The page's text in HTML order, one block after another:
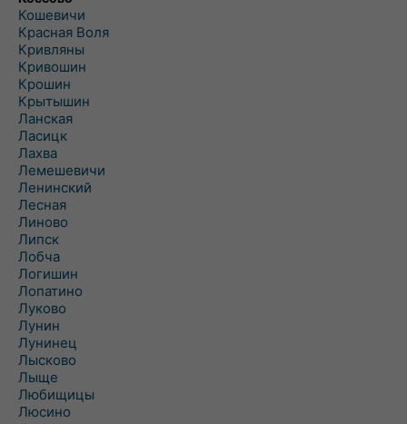
Кошевичи
Красная Воля
Кривляны
Кривошин
Крошин
Крытышин
Ланская
Ласицк
Лахва
Лемешевичи
Ленинский
Лесная
Линово
Липск
Лобча
Логишин
Лопатино
Луково
Лунин
Лунинец
Лысково
Лыще
Любищицы
Люсино